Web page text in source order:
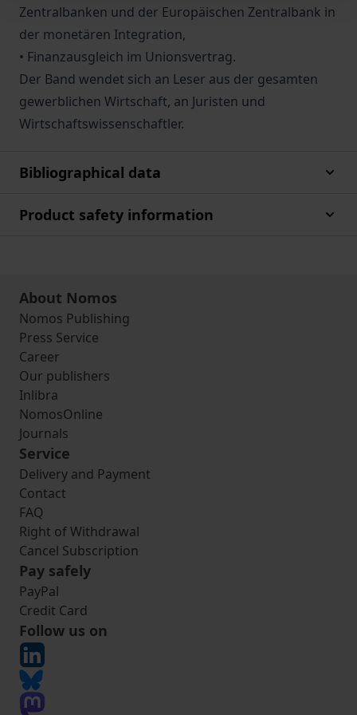
Zentralbanken und der Europäischen Zentralbank in
der monetären Integration,
• Finanzausgleich im Unionsvertrag.
Der Band wendet sich an Leser aus der gesamten
gewerblichen Wirtschaft, an Juristen und
Wirtschaftswissenschaftler.
Bibliographical data
Product safety information
About Nomos
Nomos Publishing
Press Service
Career
Our publishers
Inlibra
NomosOnline
Journals
Service
Delivery and Payment
Contact
FAQ
Right of Withdrawal
Cancel Subscription
Pay safely
PayPal
Credit Card
Follow us on